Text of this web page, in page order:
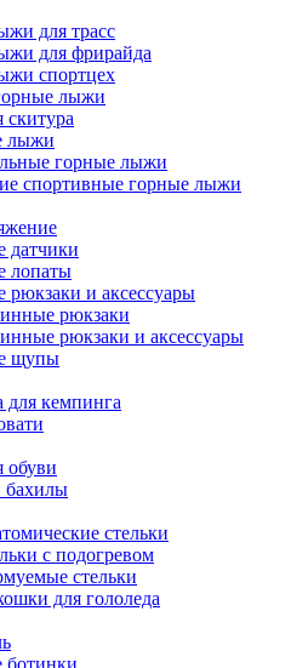
для трасс
для фрирайда
спортцех
лыжи
лыжи
горные лыжи
спортивные горные лыжи
датчики
лопаты
рюкзаки и аксессуары
рюкзаки
рюкзаки и аксессуары
щупы
для кемпинга
обуви
бахилы
стельки
с подогревом
стельки
для гололеда
ботинки